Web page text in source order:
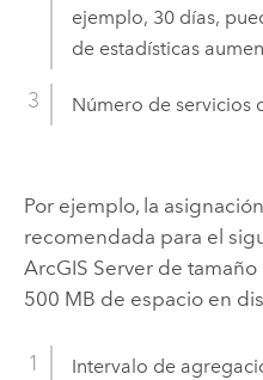
ejemplo, 30 días,
de estadísticas
Número de servicios
Por ejemplo, la
recomendada para el
ArcGIS Serverde tamaño
500 MB de espacio en
Intervalo de